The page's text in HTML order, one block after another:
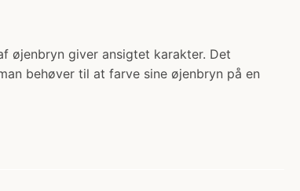
øjenbryn giver ansigtet karakter. Det
behøver til at farve sine øjenbryn på en